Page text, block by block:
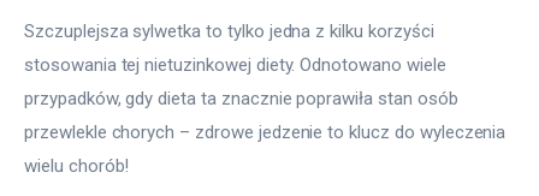
Szczuplejsza sylwetka to tylko jedna z kilku korzyści
stosowania tej nietuzinkowej diety. Odnotowano wiele
przypadków, gdy dieta ta znacznie poprawiła stan osób
przewlekle chorych – zdrowe jedzenie to klucz do wyleczenia
wielu chorób!